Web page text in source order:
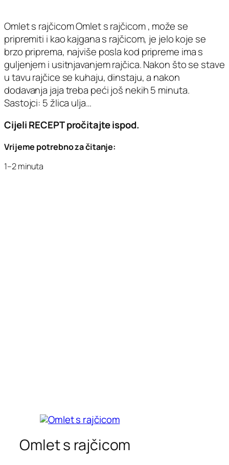
Omlet s rajčicom Omlet s rajčicom , može se
pripremiti i kao kajgana s rajčicom, je jelo koje se
brzo priprema, najviše posla kod pripreme ima s
guljenjem i usitnjavanjem rajčica. Nakon što se stave
u tavu rajčice se kuhaju, dinstaju, a nakon
dodavanja jaja treba peći još nekih 5 minuta.
Sastojci: 5 žlica ulja…
Cijeli RECEPT pročitajte ispod.
Vrijeme potrebno za čitanje:
1–2 minuta
Omlet s rajčicom